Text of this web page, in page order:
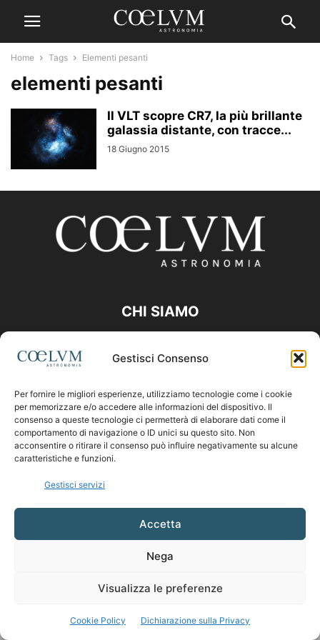
Gestisci Consenso
Per fornire le migliori esperienze, utilizziamo tecnologie come i cookie
per memorizzare e/o accedere alle informazioni del dispositivo. Il
consenso a queste tecnologie ci permetterà di elaborare dati come il
comportamento di navigazione o ID unici su questo sito. Non
acconsentire o ritirare il consenso può influire negativamente su alcune
caratteristiche e funzioni.
Gestisci servizi
Accetta
Nega
Visualizza le preferenze
Cookie Policy Dichiarazione sulla Privacy
Home Tags Elementi pesanti
elementi pesanti
Il VLT scopre CR7, la più brillante
galassia distante, con tracce...
18 Giugno 2015
CHI SIAMO
Contattaci:coelumastro@coelum.com
SEGUICI